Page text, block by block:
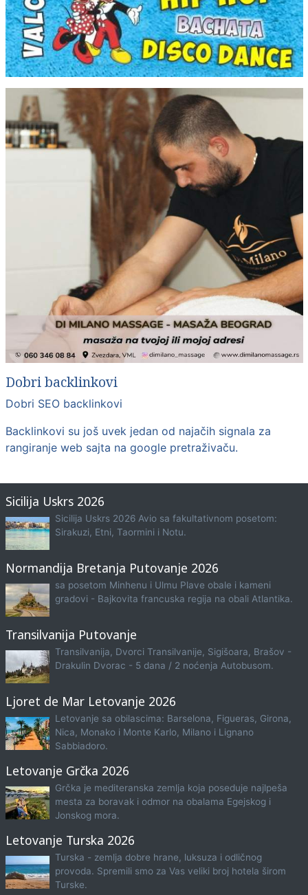
Dobri backlinkovi
Dobri SEO backlinkovi
Backlinkovi su još uvek jedan od najačih signala za
rangiranje web sajta na google pretraživaču.
Sicilija Uskrs 2026
Sicilija Uskrs 2026 Avio sa fakultativnom posetom:
Sirakuzi, Etni, Taormini i Notu.
Normandija Bretanja Putovanje 2026
sa posetom Minhenu i Ulmu Plave obale i kameni
gradovi - Bajkovita francuska regija na obali Atlantika.
Transilvanija Putovanje
Transilvanija, Dvorci Transilvanije, Sigišoara, Brašov -
Drakulin Dvorac - 5 dana / 2 noćenja Autobusom.
Ljoret de Mar Letovanje 2026
Letovanje sa obilascima: Barselona, Figueras, Girona,
Nica, Monako i Monte Karlo, Milano i Lignano
Sabbiadoro.
Letovanje Grčka 2026
Grčka je mediteranska zemlja koja poseduje najlpeša
mesta za boravak i odmor na obalama Egejskog i
Jonskog mora.
Letovanje Turska 2026
Turska - zemlja dobre hrane, luksuza i odličnog
provoda. Spremili smo za Vas veliki broj hotela širom
Turske.